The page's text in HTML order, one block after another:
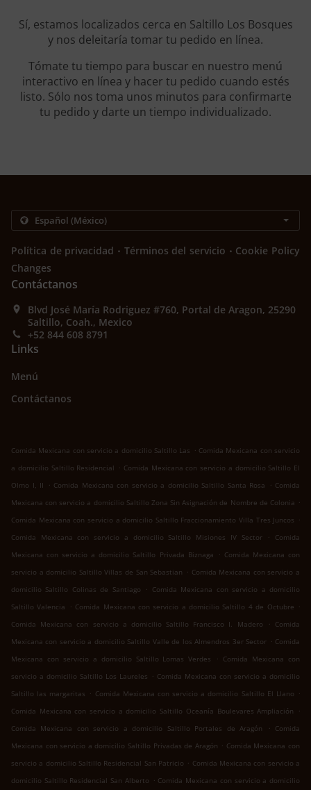
Sí, estamos localizados cerca en Saltillo Los Bosques
y nos deleitaría tomar tu pedido en línea.
Tómate tu tiempo para buscar en nuestro menú
interactivo en línea y hacer tu pedido cuando estés
listo. Sólo nos toma unos minutos para confirmarte
tu pedido y darte un tiempo individualizado.
Política de privacidad . Términos del servicio . Cookie Policy
Changes
Contáctanos
Blvd José María Rodriguez #760, Portal de Aragon, 25290
Saltillo, Coah., Mexico
+52 844 608 8791
Links
Menú
Contáctanos
Comida Mexicana con servicio a domicilio Saltillo Las . Comida Mexicana con servicio
a domicilio Saltillo Residencial . Comida Mexicana con servicio a domicilio Saltillo El
Olmo I, II
. Comida Mexicana con servicio a domicilio Saltillo Santa Rosa . Comida
Mexicana con servicio a domicilio Saltillo Zona Sin Asignación de Nombre de Colonia .
Comida Mexicana con servicio a domicilio Saltillo Fraccionamiento Villa Tres Juncos .
Comida Mexicana con servicio a domicilio Saltillo Misiones IV Sector
.
Comida
Mexicana con servicio a domicilio Saltillo Privada Biznaga
. Comida Mexicana con
servicio a domicilio Saltillo Villas de San Sebastian . Comida Mexicana con servicio a
domicilio Saltillo Colinas de Santiago
. Comida Mexicana con servicio a domicilio
Saltillo Valencia
. Comida Mexicana con servicio a domicilio Saltillo 4 de Octubre .
Comida Mexicana con servicio a domicilio Saltillo Francisco I. Madero
. Comida
Mexicana con servicio a domicilio Saltillo Valle de los Almendros 3er Sector . Comida
Mexicana con servicio a domicilio Saltillo Lomas Verdes
. Comida Mexicana con
servicio a domicilio Saltillo Los Laureles . Comida Mexicana con servicio a domicilio
Saltillo las margaritas . Comida Mexicana con servicio a domicilio Saltillo El Llano .
Comida Mexicana con servicio a domicilio Saltillo Oceanía Boulevares Ampliación
.
Comida Mexicana con servicio a domicilio Saltillo Portales de Aragón
. Comida
Mexicana con servicio a domicilio Saltillo Privadas de Aragón . Comida Mexicana con
servicio a domicilio Saltillo Residencial San Patricio . Comida Mexicana con servicio a
domicilio Saltillo Residencial San Alberto . Comida Mexicana con servicio a domicilio